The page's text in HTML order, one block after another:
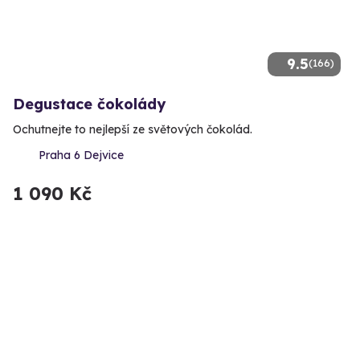
9.5(166)
Degustace čokolády
Ochutnejte to nejlepší ze světových čokolád.
Praha 6 Dejvice
1 090 Kč